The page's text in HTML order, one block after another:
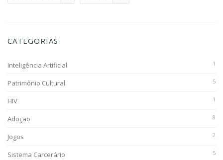
CATEGORIAS
Inteligência Artificial 1
Patrimônio Cultural 5
HIV 1
Adoção 8
Jogos 2
Sistema Carcerário 5